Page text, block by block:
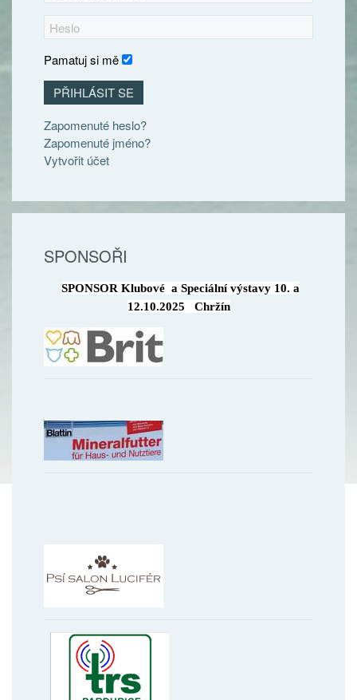
Pamatuj si mě
PŘIHLÁSIT SE
Zapomenuté heslo?
Zapomenuté jméno?
Vytvořit účet
SPONSOŘI
SPONSOR Klubové a Speciální výstavy 10. a
12.10.2025 Chržín